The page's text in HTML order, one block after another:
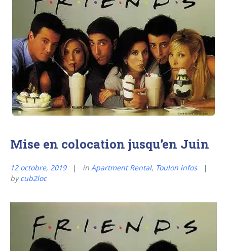
Mise en colocation jusqu’en Juin
12 octobre, 2019 in Apartment Rental, Toulon infos
bycub2loc